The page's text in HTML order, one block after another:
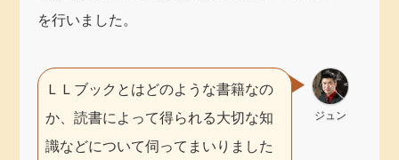
を行いました。
ジュン
ＬＬブックとはどのような書籍なの
か、読書によって得られる大切な知
識などについて伺ってまいりました